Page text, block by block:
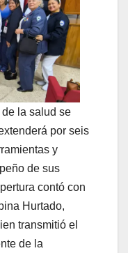
la salud se
por seis
y
de sus
contó con
Hurtado,
transmitió el
de la